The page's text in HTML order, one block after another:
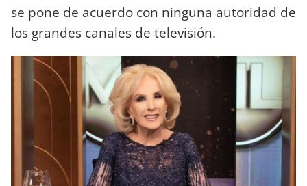
se pone de acuerdo con ninguna autoridad de
los grandes canales de televisión.